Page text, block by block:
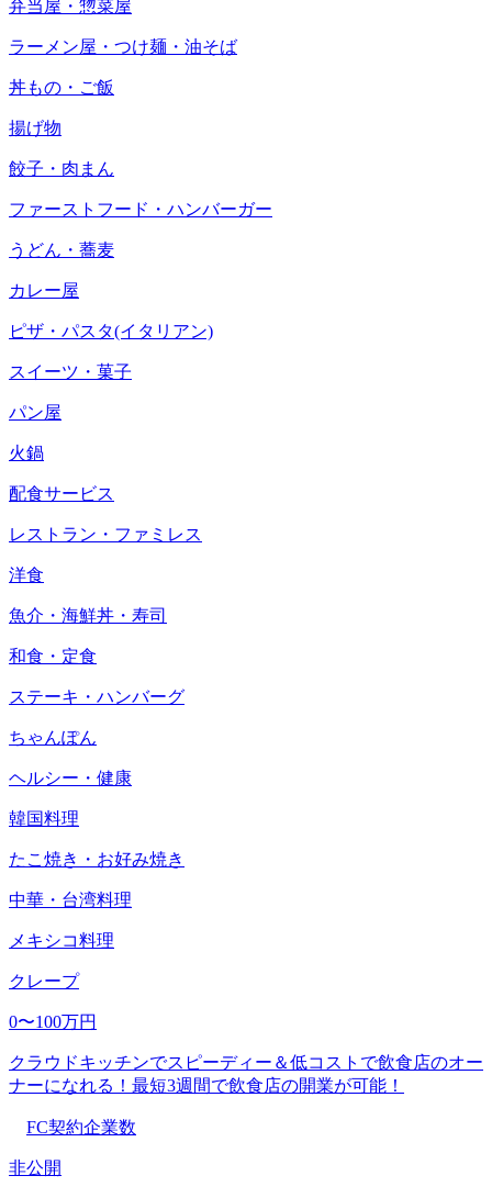
弁当屋・惣菜屋
ラーメン屋・つけ麺・油そば
丼もの・ご飯
揚げ物
餃子・肉まん
ファーストフード・ハンバーガー
うどん・蕎麦
カレー屋
ピザ・パスタ(イタリアン)
スイーツ・菓子
パン屋
火鍋
配食サービス
レストラン・ファミレス
洋食
魚介・海鮮丼・寿司
和食・定食
ステーキ・ハンバーグ
ちゃんぽん
ヘルシー・健康
韓国料理
たこ焼き・お好み焼き
中華・台湾料理
メキシコ料理
クレープ
0〜100万円
クラウドキッチンでスピーディー＆低コストで飲食店のオー
ナーになれる！最短3週間で飲食店の開業が可能！
FC契約企業数
非公開